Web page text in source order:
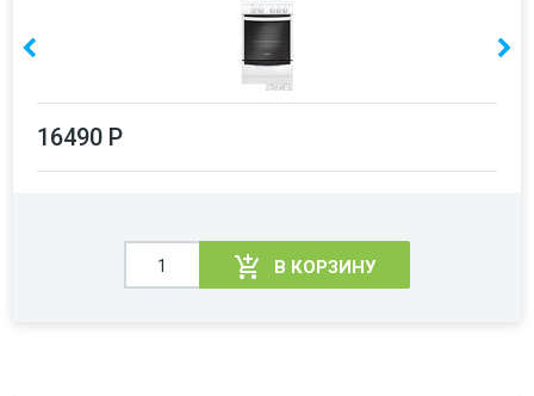
16490 Р
В КОРЗИНУ